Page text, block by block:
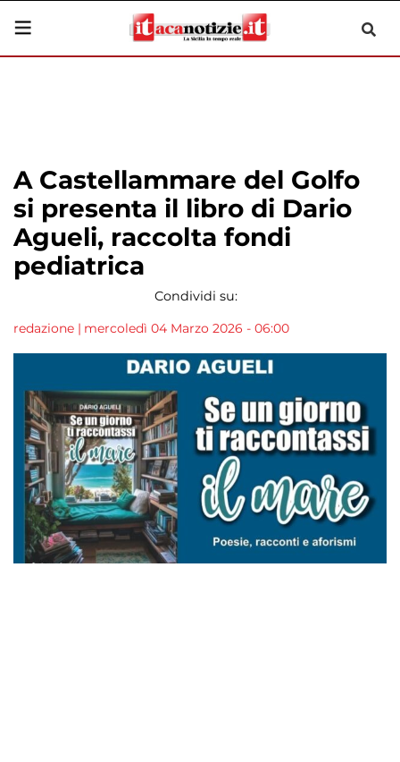
A Castellammare del Golfo
si presenta il libro di Dario
Agueli, raccolta fondi
pediatrica
Condividi su:
redazione | mercoledì 04 Marzo 2026 - 06:00